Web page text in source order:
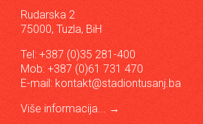
Rudarska 2
75000, Tuzla, BiH
Tel: +387 (0)35 281-400
Mob: +387 (0)61 731 470
E-mail: kontakt@stadiontusanj.ba
Više informacija... →